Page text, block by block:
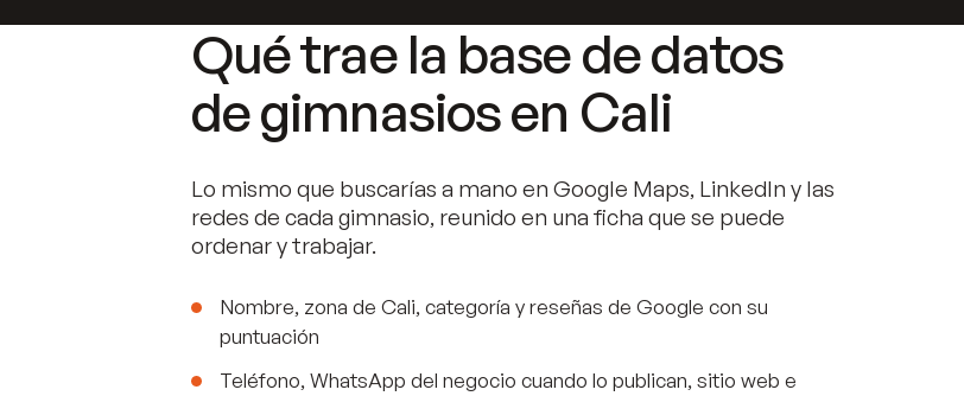
Qué trae la base de datos
de gimnasios en Cali
Lo mismo que buscarías a mano en Google Maps, LinkedIn y las
redes de cada gimnasio, reunido en una ficha que se puede
ordenar y trabajar.
Nombre, zona de Cali, categoría y reseñas de Google con su
puntuación
Teléfono, WhatsApp del negocio cuando lo publican, sitio web e